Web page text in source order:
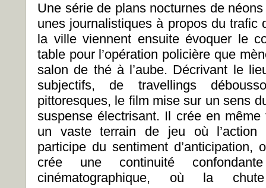
Une série de plans nocturnes de
unes journalistiques à propos du trafic
la ville viennent ensuite évoquer le
table pour l’opération policière que
salon de thé à l’aube. Décrivant le
subjectifs, de travellings
pittoresques, le film mise sur un sens
suspense électrisant. Il crée en
un vaste terrain de jeu où l’action
participe du sentiment d’anticipation,
crée une continuité
cinématographique, où la